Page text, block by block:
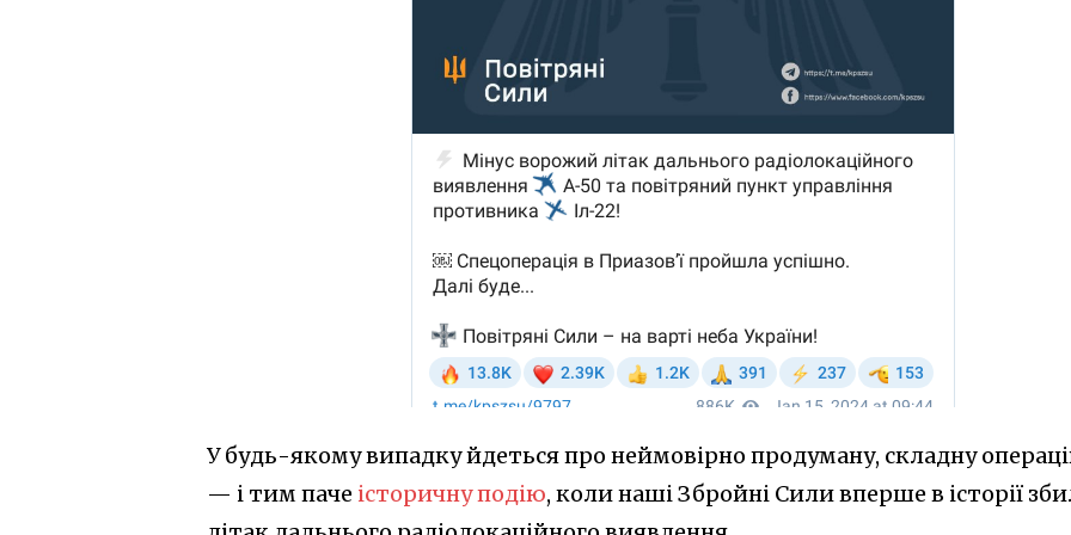
У будь-якому випадку йдеться про неймовірно продуману, складну
— і тим паче історичну подію, коли наші Збройні Сили вперше в історії